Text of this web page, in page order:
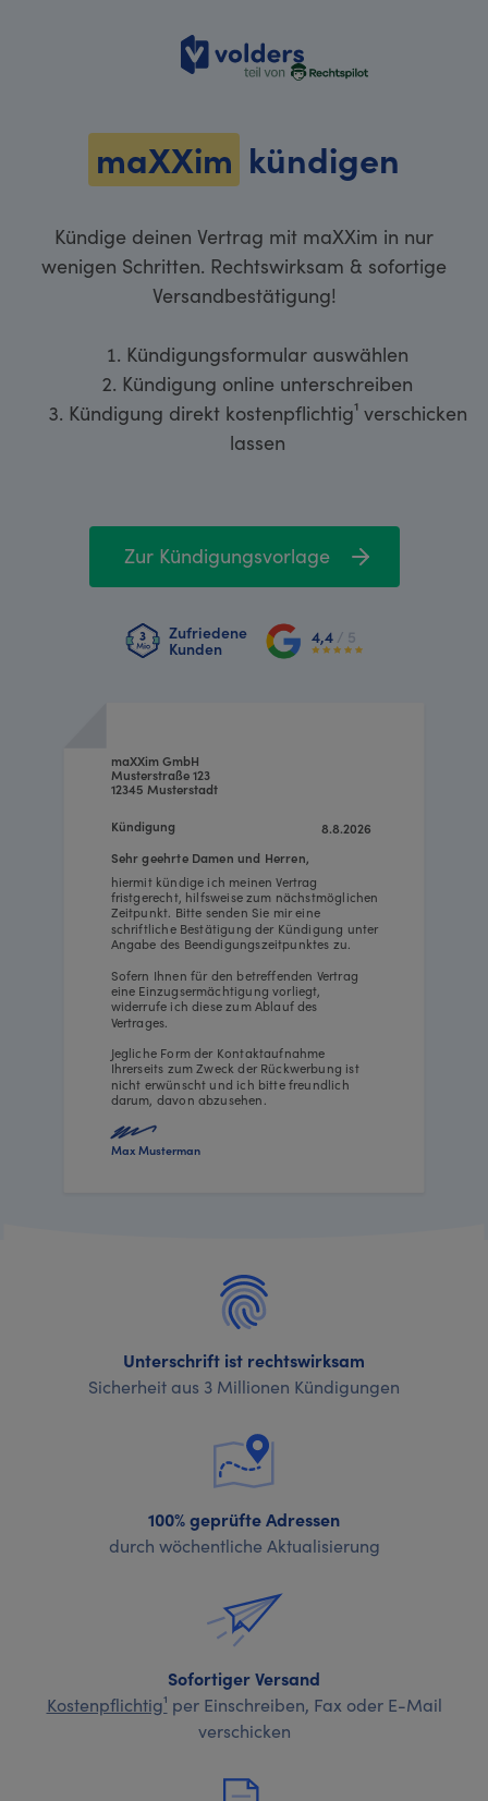
volders
maXXim kündigen
Kündige deinen Vertrag mit maXXim in nur
wenigen Schritten. Rechtswirksam & sofortige
Versandbestätigung!
Kündigungsformular auswählen
Kündigung online unterschreiben
Kündigung direkt kostenpflichtig¹ verschicken
lassen
Zur Kündigungsvorlage
Zufriedene
Kunden
4,4 / 5
8.8.2026
maXXim GmbH
Musterstraße 123
12345 Musterstadt
hiermit kündige ich meinen Vertrag
fristgerecht, hilfsweise zum nächstmöglichen
Zeitpunkt. Bitte senden Sie mir eine
schriftliche Bestätigung der Kündigung unter
Angabe des Beendigungszeitpunktes zu.
Sofern Ihnen für den betreffenden Vertrag
eine Einzugsermächtigung vorliegt,
widerrufe ich diese zum Ablauf des
Vertrages.
Jegliche Form der Kontaktaufnahme
Ihrerseits zum Zweck der Rückwerbung ist
nicht erwünscht und ich bitte freundlich
darum, davon abzusehen.
Sehr geehrte Damen und Herren,
Kündigung
Max Musterman
Unterschrift ist rechtswirksam
Sicherheit aus 3 Millionen Kündigungen
100% geprüfte Adressen
durch wöchentliche Aktualisierung
Sofortiger Versand
Kostenpflichtig¹ per Einschreiben, Fax oder E-Mail
verschicken